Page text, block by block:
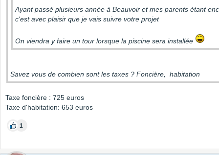
Ayant passé plusieurs année à Beauvoir et mes parents étant
c'est avec plaisir que je vais suivre votre projet
On viendra y faire un tour lorsque la piscine sera installée
Savez vous de combien sont les taxes ? Foncière, habitation
Taxe foncière : 725 euros
Taxe d'habitation: 653 euros
1